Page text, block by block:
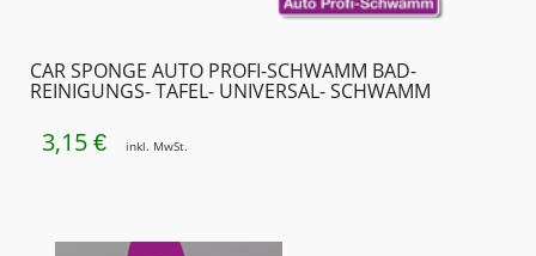
CAR SPONGE AUTO PROFI-SCHWAMM BAD-
REINIGUNGS- TAFEL- UNIVERSAL- SCHWAMM
3,15 € inkl. MwSt.